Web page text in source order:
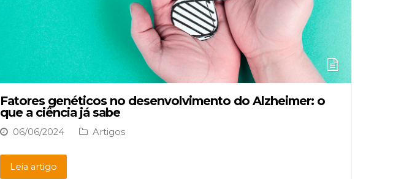
Fatores genéticos no desenvolvimento do Alzheimer: o
que a ciência já sabe
06/06/2024 Artigos
Leia artigo